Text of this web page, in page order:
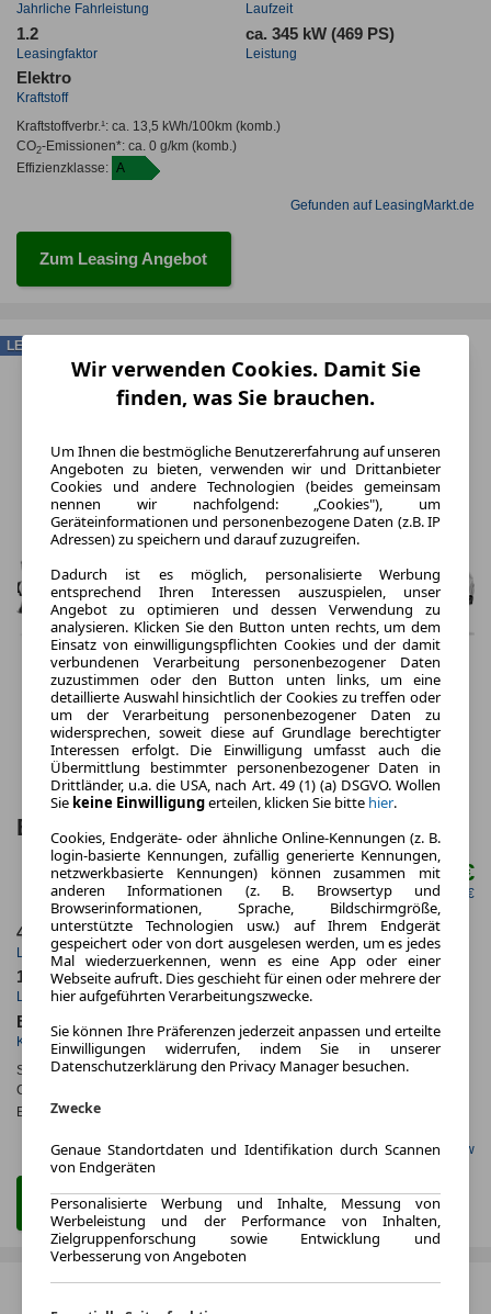
Jahrliche Fahrleistung Laufzeit
1.2
Leasingfaktor
ca. 345 kW (469 PS)
Leistung
Elektro
Kraftstoff
Kraftstoffverbr.¹: ca. 13,5 kWh/100km(komb.)
CO2-Emissionen*: ca. 0 g/km(komb.)
Effizienzklasse: A
Gefunden auf LeasingMarkt.de
Zum Leasing Angebot
BMW i3 50 xDrive First Edition 4 Türen
ab mtl.755,00 €
netto mtl. 634,45 €
48 Monate
Laufzeit
5.000 km
Kilometerstand
1.0
Leasingfaktor
ca. 345 kW (469 PS)
Leistung
Elektro
Kraftstoff
Stromverbr.¹: ca. kWh/100km(komb.)
CO
Effizienzklasse:
Gefunden auf Carwow
Zum Leasing Angebot
LEASING
Wir verwenden Cookies. Damit Sie
finden, was Sie brauchen.
Um Ihnen die bestmögliche Benutzererfahrung auf unseren
Angeboten zu bieten, verwenden wir und Drittanbieter
Cookies und andere Technologien (beides gemeinsam
nennen wir nachfolgend: „Cookies"), um
Geräteinformationen und personenbezogene Daten (z.B. IP
Adressen) zu speichern und darauf zuzugreifen.
Dadurch ist es möglich, personalisierte Werbung
entsprechend Ihren Interessen auszuspielen, unser
Angebot zu optimieren und dessen Verwendung zu
analysieren. Klicken Sie den Button unten rechts, um dem
Einsatz von einwilligungspflichten Cookies und der damit
verbundenen Verarbeitung personenbezogener Daten
zuzustimmen oder den Button unten links, um eine
detaillierte Auswahl hinsichtlich der Cookies zu treffen oder
um der Verarbeitung personenbezogener Daten zu
widersprechen, soweit diese auf Grundlage berechtigter
Interessen erfolgt. Die Einwilligung umfasst auch die
Übermittlung bestimmter personenbezogener Daten in
Drittländer, u.a. die USA, nach Art. 49 (1) (a) DSGVO. Wollen
Sie keine Einwilligungerteilen, klicken Sie bitte hier.
Cookies, Endgeräte- oder ähnliche Online-Kennungen (z. B.
login-basierte Kennungen, zufällig generierte Kennungen,
netzwerkbasierte Kennungen) können zusammen mit
anderen Informationen (z. B. Browsertyp und
Browserinformationen, Sprache, Bildschirmgröße,
unterstützte Technologien usw.) auf Ihrem Endgerät
gespeichert oder von dort ausgelesen werden, um es jedes
Mal wiederzuerkennen, wenn es eine App oder einer
Webseite aufruft. Dies geschieht für einen oder mehrere der
hier aufgeführten Verarbeitungszwecke.
Sie können Ihre Präferenzen jederzeit anpassen und erteilte
Einwilligungen widerrufen, indem Sie in unserer
Datenschutzerklärung den Privacy Manager besuchen.
Zwecke
Genaue Standortdaten und Identifikation durch Scannen
von Endgeräten
Personalisierte Werbung und Inhalte, Messung von
Werbeleistung und der Performance von Inhalten,
Zielgruppenforschung sowie Entwicklung und
Verbesserung von Angeboten